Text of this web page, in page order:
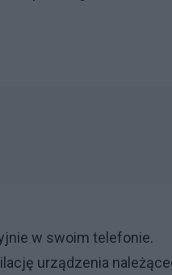
w swoim telefonie.
urządzenia